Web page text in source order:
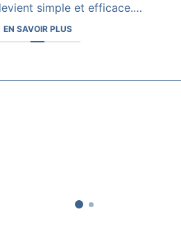
simple et efficace.…
EN SAVOIR PLUS